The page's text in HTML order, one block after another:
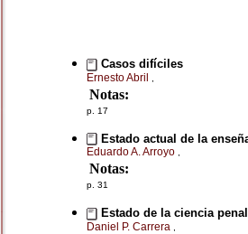
Casos difíciles
Ernesto Abril
Notas:
p. 17
Estado actual de la
Eduardo A. Arroyo
Notas:
p. 31
Estado de la ciencia
Daniel P. Carrera